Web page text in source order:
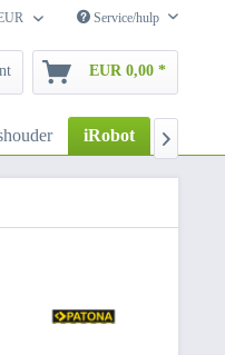
Service/hulp
EUR 0,00 *
iRobot 